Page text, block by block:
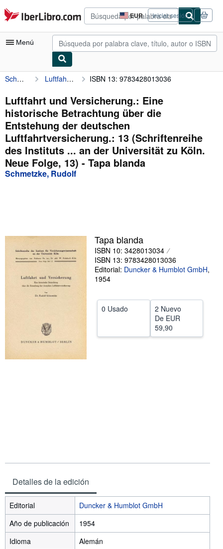
Pasar al contenido principal
IberLibro.com EUR
Preferencias
de
compra
del
Iniciar sesión
Menú
Mi cuenta
Consultar mis pedidos
Búsqueda avanzada
Colecciones
Libros antiguos
Arte y coleccionismo
CERRAR
Schmetzke, Rudolf Luftfahrt und Versicherung.: Eine historische Betrachtung über die Entstehung der deutschen Luftfahrtversicherung.: 13 (Schriftenreihe des Instituts ... an der Universität zu Köln. Neue Folge, 13) ISBN 13: 9783428013036
Luftfahrt und Versicherung.: Eine
historische Betrachtung über die
Entstehung der deutschen
Luftfahrtversicherung.: 13 (Schriftenreihe
des Instituts ... an der Universität zu Köln.
Neue Folge, 13) - Tapa blanda
Schmetzke, Rudolf
Tapa blanda
ISBN 10: 3428013034
ISBN 13: 9783428013036
Editorial: Duncker & Humblot GmbH,
1954
0 Usado
2 Nuevo
De EUR
59,90
Detalles de la edición
Editorial
Duncker & Humblot GmbH
Año de publicación
1954
Idioma
Alemán